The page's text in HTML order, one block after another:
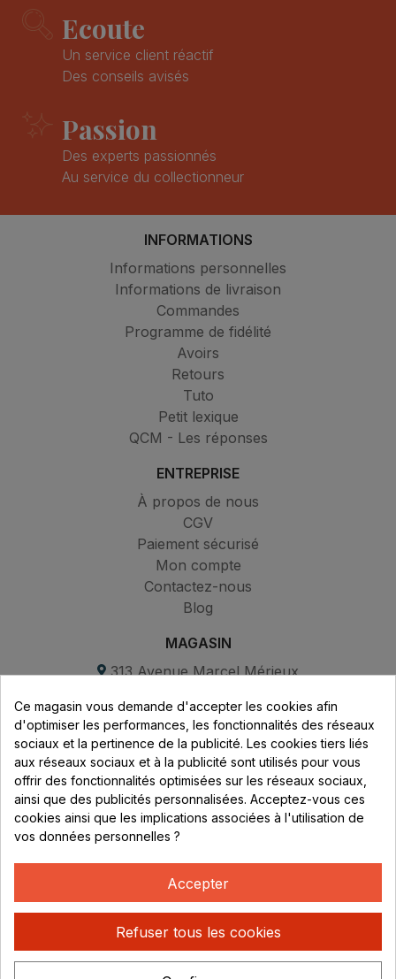
Ecoute
Un service client réactif
Des conseils avisés
Passion
Des experts passionnés
Au service du collectionneur
INFORMATIONS
Informations personnelles
Informations de livraison
Commandes
Programme de fidélité
Avoirs
Retours
Tuto
Petit lexique
QCM - Les réponses
ENTREPRISE
À propos de nous
CGV
Paiement sécurisé
Mon compte
Contactez-nous
Blog
MAGASIN
313 Avenue Marcel Mérieux
69530 Brignais
Lundi au vendredi :
8h - 16h
uniquement sur Rendez-vous
CONTACT
04 78 37 00 68
contact@rhonephilatelie.fr
Ce magasin vous demande d'accepter les cookies afin
d'optimiser les performances, les fonctionnalités des réseaux
sociaux et la pertinence de la publicité. Les cookies tiers liés
aux réseaux sociaux et à la publicité sont utilisés pour vous
offrir des fonctionnalités optimisées sur les réseaux sociaux,
ainsi que des publicités personnalisées. Acceptez-vous ces
cookies ainsi que les implications associées à l'utilisation de
vos données personnelles ?
Accepter
Refuser tous les cookies